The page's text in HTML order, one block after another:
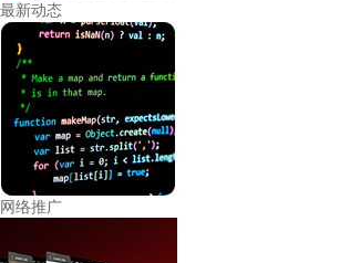
最新动态
网络推广